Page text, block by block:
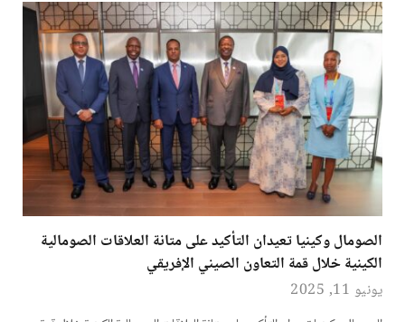
الصومال وكينيا تعيدان التأكيد على متانة العلاقات الصومالية
الكينية خلال قمة التعاون الصيني الإفريقي
يونيو 11, 2025